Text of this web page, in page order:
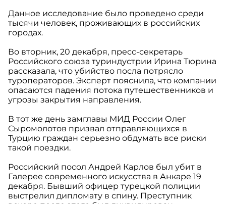
Данное исследование было проведено среди
тысячи человек, проживающих в российских
городах.
Во вторник, 20 декабря, пресс-секретарь
Российского союза туриндустрии Ирина Тюрина
рассказала, что убийство посла потрясло
туроператоров. Эксперт пояснила, что компании
опасаются падения потока путешественников и
угрозы закрытия направления.
В тот же день замглавы МИД России Олег
Сыромолотов призвал отправляющихся в
Турцию граждан серьезно обдумать все риски
такой поездки.
Российский посол Андрей Карлов был убит в
Галерее современного искусства в Анкаре 19
декабря. Бывший офицер турецкой полиции
выстрелил дипломату в спину. Преступник